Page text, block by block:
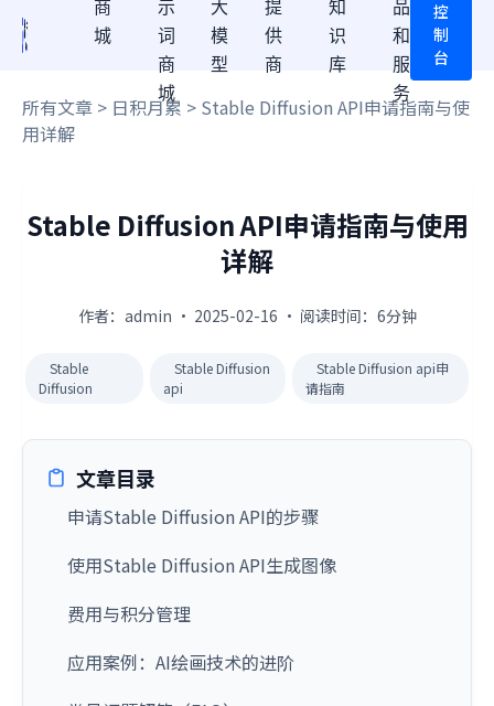
商
城
示
词
商
城
大
模
型
提
供
商
知
识
库
品
和
服
务
控
制
台
所有文章 > 日积月累 > Stable Diffusion API申请指南与使
用详解
Stable Diffusion API申请指南与使用
详解
作者：admin · 2025-02-16 · 阅读时间：6分钟
Stable
Diffusion
Stable Diffusion
api
Stable Diffusion api申
请指南
文章目录
申请Stable Diffusion API的步骤
使用Stable Diffusion API生成图像
费用与积分管理
应用案例：AI绘画技术的进阶